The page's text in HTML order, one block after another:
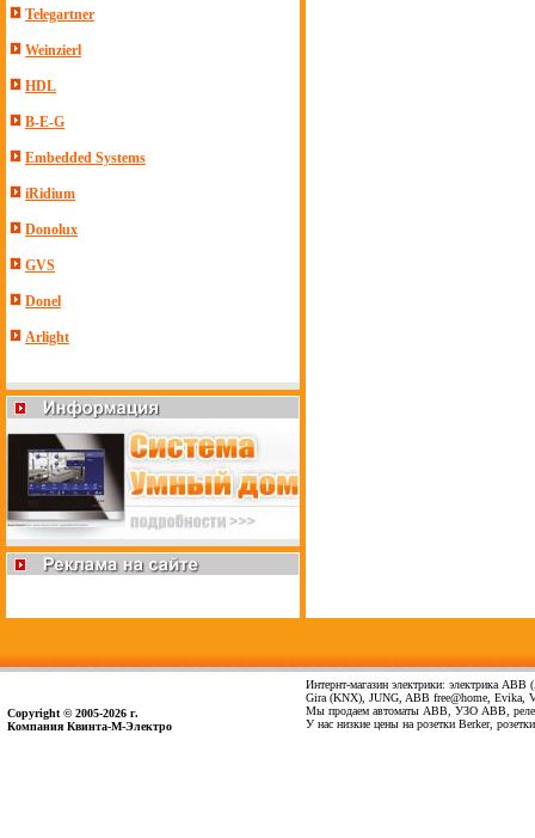
Telegartner
Weinzierl
HDL
B-E-G
Embedded Systems
iRidium
Donolux
GVS
Donel
Arlight
Copyright © 2005-2026 г.
Компания Квинта-М-Электро
Интернт-магазин электрики: электрика
Gira (KNX), JUNG, ABB free@home, Evika,
Мы продаем автоматы ABB, УЗО ABB, реле
У нас низкие цены на розетки Berker,